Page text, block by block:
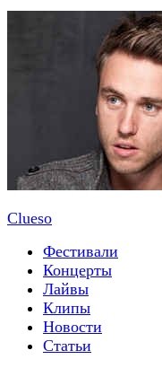
Clueso
Фестивали
Концерты
Лайвы
Клипы
Новости
Статьи